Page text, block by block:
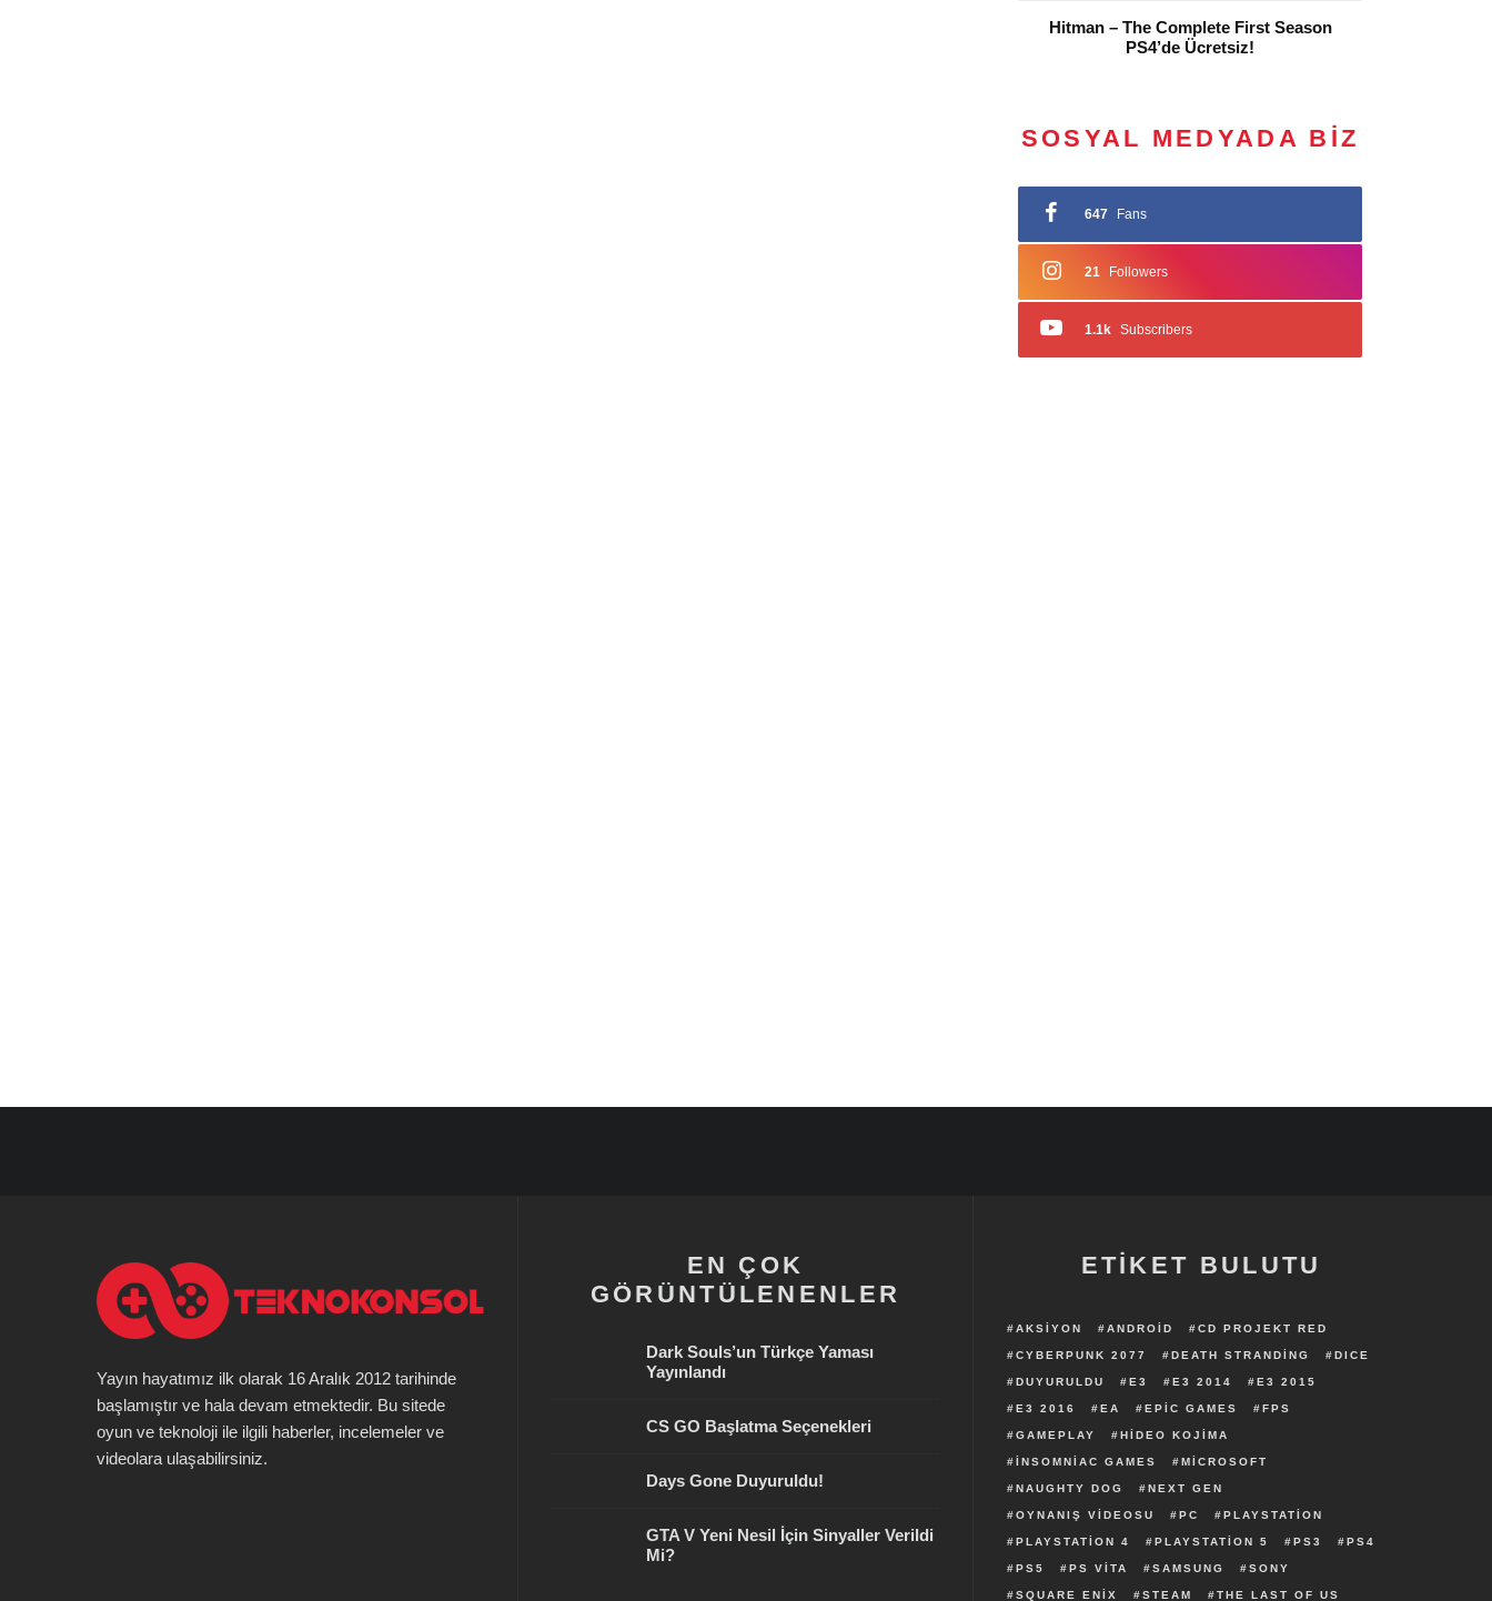
Hitman – The Complete First Season
PS4’de Ücretsiz!
SOSYAL MEDYADA BIZ
647 Fans
21 Followers
1.1k Subscribers
Yayın hayatımız ilk olarak 16 Aralık 2012 tarihinde
başlamıştır ve hala devam etmektedir. Bu sitede
oyun ve teknoloji ile ilgili haberler, incelemeler ve
videolara ulaşabilirsiniz.
EN ÇOK
GÖRÜNTÜLENENLER
Dark Souls’un Türkçe Yaması
Yayınlandı
CS GO Başlatma Seçenekleri
Days Gone Duyuruldu!
GTA V Yeni Nesil İçin Sinyaller Verildi
Mi?
ETİKET BULUTU
AKSIYON ANDROID CD PROJEKT RED
CYBERPUNK 2077 DEATH STRANDING DICE
DUYURULDU E3 E3 2014 E3 2015
E3 2016 EA EPIC GAMES FPS
GAMEPLAY HIDEO KOJIMA
INSOMNIAC GAMES MICROSOFT
NAUGHTY DOG NEXT GEN
OYNANIŞ VIDEOSU PC PLAYSTATION
PLAYSTATION 4 PLAYSTATION 5 PS3 PS4
PS5 PS VITA SAMSUNG SONY
SQUARE ENIX STEAM THE LAST OF US